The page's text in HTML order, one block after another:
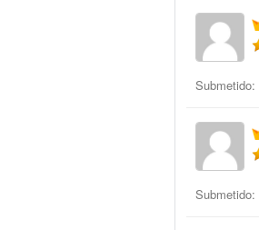
Submetido:
Submetido: